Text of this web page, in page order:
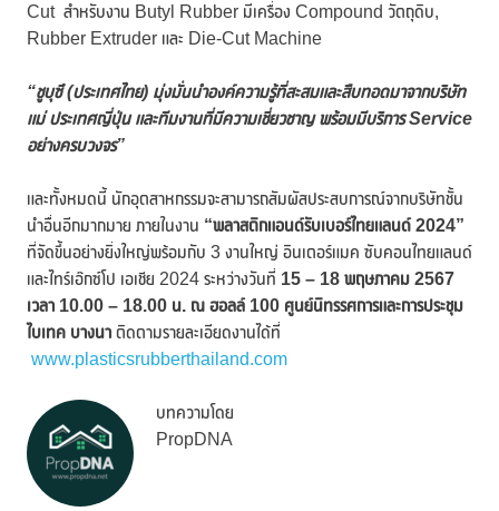
Cut สำหรับงาน Butyl Rubber มีเครื่อง Compound วัตถุดิบ,
Rubber Extruder และ Die-Cut Machine
“ชูบุซึ (ประเทศไทย) มุ่งมั่นนำองค์ความรู้ที่สะสมและสืบทอดมาจากบริษัท
แม่ ประเทศญี่ปุ่น และทีมงานที่มีความเชี่ยวชาญ พร้อมมีบริการService
อย่างครบวงจร”
และทั้งหมดนี้ นักอุตสาหกรรมจะสามารถสัมผัสประสบการณ์จากบริษัทชั้น
นำอื่นอีกมากมาย ภายในงาน “พลาสติกแอนด์รับเบอร์ไทยแลนด์2024”
ที่จัดขึ้นอย่างยิ่งใหญ่พร้อมกับ 3 งานใหญ่ อินเตอร์แมค ซับคอนไทยแลนด์
และไทร์เอ๊กซ์โป เอเชีย 2024 ระหว่างวันที่ 15 – 18 พฤษภาคม 2567
เวลา 10.00 – 18.00 น. ณ ฮอลล์ 100 ศูนย์นิทรรศการและการประชุม
ไบเทค บางนา ติดตามรายละเอียดงานได้ที่
www.plasticsrubberthailand.com
บทความโดย
PropDNA